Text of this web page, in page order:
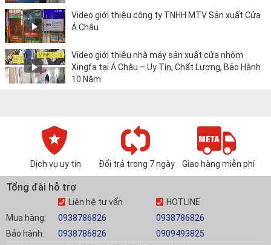
Video giới thiệu công ty TNHH MTV Sản xuất Cửa
Á Châu
Video giới thiệu nhà máy sản xuất cửa nhôm
Xingfa tại Á Châu – Uy Tín, Chất Lượng, Bảo Hành
10 Năm
Dịch vụ uy tín Đổi trả trong 7 ngày Giao hàng miễn phí
Tổng đài hỗ trợ
Mua hàng:
Bảo hành:
Liên hệ tư vấn
0938786826
0938786826
HOTLINE
0938786826
0909493825